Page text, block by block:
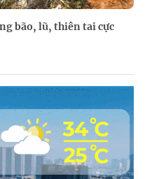
bão, lũ, thiên tai cực